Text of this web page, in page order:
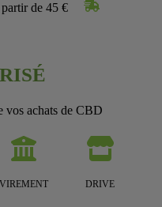
de 45 €
vos achats de CBD
VIREMENT DRIVE